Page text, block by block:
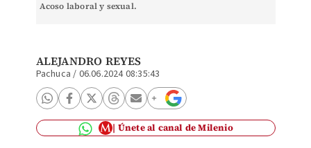
Acoso laboral y sexual.
ALEJANDRO REYES
Pachuca / 06.06.2024 08:35:43
Únete al canal de Milenio